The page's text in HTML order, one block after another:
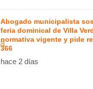
Abogado municipalista
feria dominical de Villa
normativa vigente y pide
366
hace 2 días